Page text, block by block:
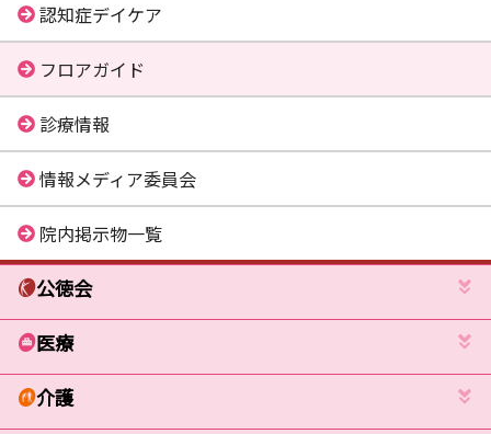
認知症デイケア
フロアガイド
診療情報
情報メディア委員会
院内掲示物一覧
公徳会
医療
介護